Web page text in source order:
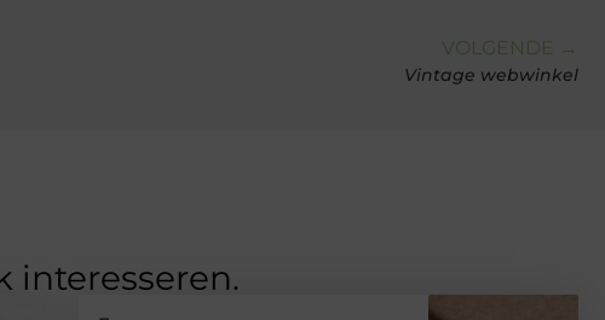
VOLGENDE →
Vintage webwinkel
interesseren.